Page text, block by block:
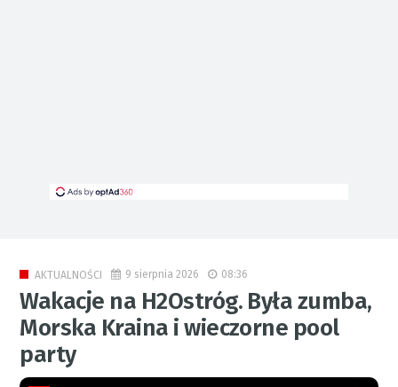
AKTUALNOŚCI 9 sierpnia 2026 08:36
Wakacje na H2Ostróg. Była zumba,
Morska Kraina i wieczorne pool
party